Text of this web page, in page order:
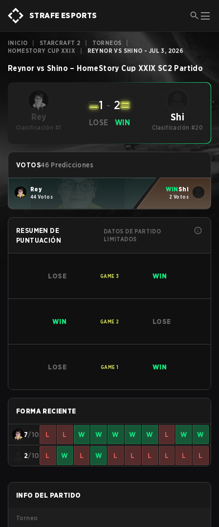
STRAFE ESPORTS
INICIO STARCRAFT 2 TORNEOS
HOMESTORY CUP XXIX
REYNOR VS SHINO - JUL 3, 2026
Reynor vs Shino – HomeStory Cup XXIX SC2 Partido
Rey
Clasificación #1
LOSE
1 - 2
WIN Shi
Clasificación #20
VOTOS46 Predicciones
Rey
44 Votos
WINShi
2 Votos
RESUMEN DE
PUNTUACIÓN
DATOS DE PARTIDO
LIMITADOS
LOSE GAME 3 WIN
WIN GAME 2 LOSE
LOSE GAME 1 WIN
FORMA RECIENTE
7/10 L L W W W W W L W W
2/10 L W L W L L L L L L
INFO DEL PARTIDO
Torneo